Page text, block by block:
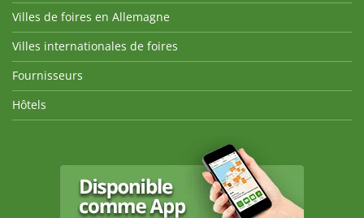
Villes de foires en Allemagne
Villes internationales de foires
Fournisseurs
Hôtels